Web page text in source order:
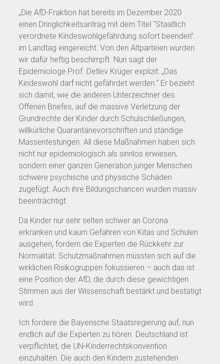
„Die AfD-Fraktion hat bereits im Dezember 2020
einen Dringlichkeitsantrag mit dem Titel “Staatlich
verordnete Kindeswohlgefährdung sofort beenden”
im Landtag eingereicht. Von den Altparteien wurden
wir dafür heftig beschimpft. Nun sagt der
Epidemiologe Prof. Detlev Krüger explizit: „Das
Kindeswohl darf nicht gefährdet werden.“ Er bezieht
sich damit, wie die anderen Unterzeichner des
Offenen Briefes, auf die massive Verletzung der
Grundrechte der Kinder durch Schulschließungen,
willkürliche Quarantänevorschriften und ständige
Massentestungen. All diese Maßnahmen haben sich
nicht nur epidemiologisch als sinnlos erwiesen,
sondern einer ganzen Generation junger Menschen
schwere psychische und physische Schäden
zugefügt. Auch ihre Bildungschancen wurden massiv
beeinträchtigt.
Da Kinder nur sehr selten schwer an Corona
erkranken und kaum Gefahren von Kitas und Schulen
ausgehen, fordern die Experten die Rückkehr zur
Normalität. Schutzmaßnahmen müssten sich auf die
wirklichen Risikogruppen fokussieren – auch das ist
eine Position der AfD, die durch diese gewichtigen
Stimmen aus der Wissenschaft bestärkt und bestätigt
wird.
Ich fordere die Bayerische Staatsregierung auf, nun
endlich auf die Experten zu hören. Deutschland ist
verpflichtet, die UN-Kinderrechtskonvention
einzuhalten. Die auch den Kindern zustehenden